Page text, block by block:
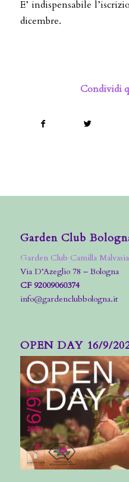
E’ indispensabile
dicembre.
Condividi
Garden Club
Garden Club Camilla Malvasia
Via D’Azeglio 78 – Bologna
CF 92009060374
info@gardenclubbologna.it
OPEN DAY 16/9/